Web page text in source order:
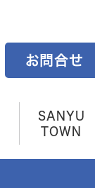
お問合せ
SANYU
TOWN